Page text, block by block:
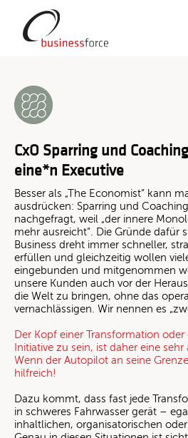
CxO Sparring und
eine*n Executive
Besser als „The Economist“ kann
ausdrücken: Sparring und
nachgefragt, weil „der innere
mehr ausreicht“. Die Gründe dafür
Business dreht immer schneller,
erfüllen und gleichzeitig wollen
eingebunden und mitgenommen
unsere Kunden auch vor der
die Welt zu bringen, ohne das
vernachlässigen. Wir nennen es
Der Kopf einer Transformation
Initiative zu sein, ist daher eine
Wenn der Autopilot an seine
hilfreich!
Dazu kommt, dass fast jede
in schweres Fahrwasser gerät –
inhaltlichen, organisatorischen